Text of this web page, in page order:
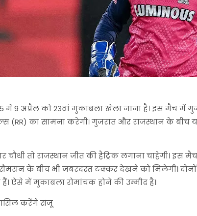
में 9 अप्रैल को 23वां मुकाबला खेला जाना है। इस मैच में
(RR) का सामना करेगी। गुजरात और राजस्थान के
चौथी तो राजस्थान जीत की हैट्रिक लगाना चाहेगी।
के बीच भी जबरदस्त टक्कर देखने को मिलेगी।
ऐसे में मुकाबला रोमांचक होने की उम्मीद है।
करेंगे संजू